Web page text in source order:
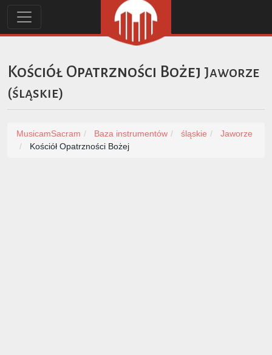
Kościół Opatrzności Bożej Jaworze
(śląskie)
MusicamSacram Baza instrumentów śląskie
Jaworze
Kościół Opatrzności Bożej